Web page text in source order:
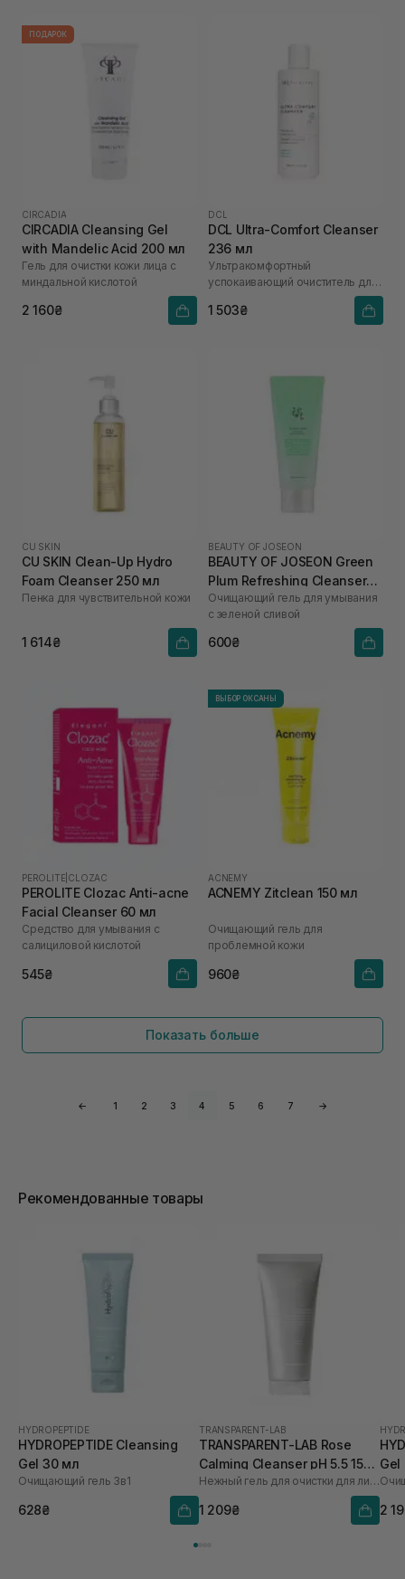
ПОДАРОК
CIRCADIA
CIRCADIA Cleansing Gel
with Mandelic Acid 200 мл
Гель для очистки кожи лица с
миндальной кислотой
2 160₴
DCL
DCL Ultra-Comfort Cleanser
236 мл
Ультракомфортный
успокаивающий очиститель для
1 503₴
CU SKIN
CU SKIN Clean-Up Hydro
Foam Cleanser 250 мл
Пенка для чувствительной кожи
1 614₴
BEAUTY OF JOSEON
BEAUTY OF JOSEON Green
Plum Refreshing Cleanser
100 мл
Очищающий гель для умывания
с зеленой сливой
600₴
PEROLITE CLOZAC
PEROLITE Clozac Anti-acne
Facial Cleanser 60 мл
Средство для умывания с
салициловой кислотой
545₴
ВЫБОР ОКСАНЫ
ACNEMY
ACNEMY Zitclean 150 мл
Очищающий гель для
проблемной кожи
960₴
Показать больше
← 1 2 3 4 5 6 7 →
Рекомендованные товары
HYDROPEPTIDE
HYDROPEPTIDE Cleansing
Gel 30 мл
Очищающий гель 3в1
628₴
TRANSPARENT-LAB
TRANSPARENT-LAB Rose
Calming Cleanser pH 5.5 150
мл
Нежный гель для очистки для лица
1 209₴
Gel
2